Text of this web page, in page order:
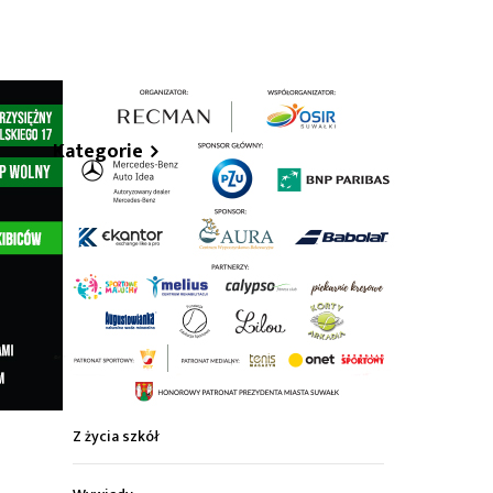
Kategorie
Z życia miasta
Kultura
Wiadomości z regionu
Z życia szkół